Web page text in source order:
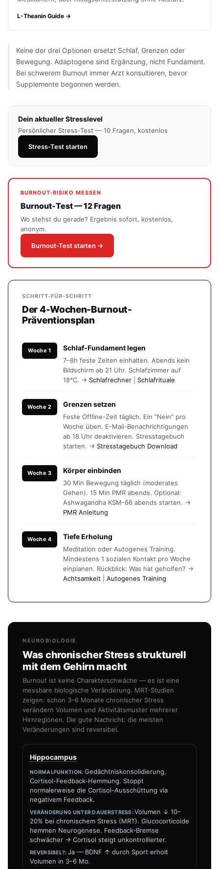
L-Theanin Guide →
Keine der drei Optionen ersetzt Schlaf, Grenzen oder
Bewegung. Adaptogene sind Ergänzung, nicht Fundament.
Bei schwerem Burnout immer Arzt konsultieren, bevor
Supplemente begonnen werden.
Dein aktueller Stresslevel
Persönlicher Stress-Test — 10 Fragen, kostenlos
Stress-Test starten
BURNOUT-RISIKO MESSEN
Burnout-Test — 12 Fragen
Wo stehst du gerade? Ergebnis sofort, kostenlos,
anonym.
Burnout-Test starten →
SCHRITT-FÜR-SCHRITT
Der 4-Wochen-Burnout-
Präventionsplan
Woche 1 Schlaf-Fundament legen
7–8h feste Zeiten einhalten. Abends kein
Bildschirm ab 21 Uhr. Schlafzimmer auf
18°C. → Schlafrechner Schlafrituale
Woche 2 Grenzen setzen
Feste Offline-Zeit täglich. Ein "Nein" pro
Woche üben. E-Mail-Benachrichtigungen
ab 18 Uhr deaktivieren. Stresstagebuch
starten. → Stresstagebuch Download
Woche 3 Körper einbinden
30 Min Bewegung täglich (moderates
Gehen). 15 Min PMR abends. Optional:
Ashwagandha KSM-66 abends starten. →
PMR Anleitung
Woche 4 Tiefe Erholung
Meditation oder Autogenes Training.
Mindestens 1 sozialen Kontakt pro Woche
einplanen. Rückblick: Was hat geholfen? →
Achtsamkeit
Autogenes Training
NEUROBIOLOGIE
Was chronischer Stress strukturell
mit dem Gehirn macht
Burnout ist keine Charakterschwäche — es ist eine
messbare biologische Veränderung. MRT-Studien
zeigen: schon 3–6 Monate chronischer Stress
verändern Volumen und Aktivitätsmuster mehrerer
Hirnregionen. Die gute Nachricht: die meisten
Veränderungen sind reversibel.
Hippocampus
Gedächtniskonsolidierung,
Cortisol-Feedback-Hemmung. Stoppt
normalerweise die Cortisol-Ausschüttung via
negativem Feedback.
Volumen ↓ 10–
20% bei chronischem Stress (MRT). Glucocorticoide
hemmen Neurogenese. Feedback-Bremse
schwächer → Cortisol steigt unkontrollierter.
Ja — BDNF ↑ durch Sport erholt
Volumen in 3–6 Mo.